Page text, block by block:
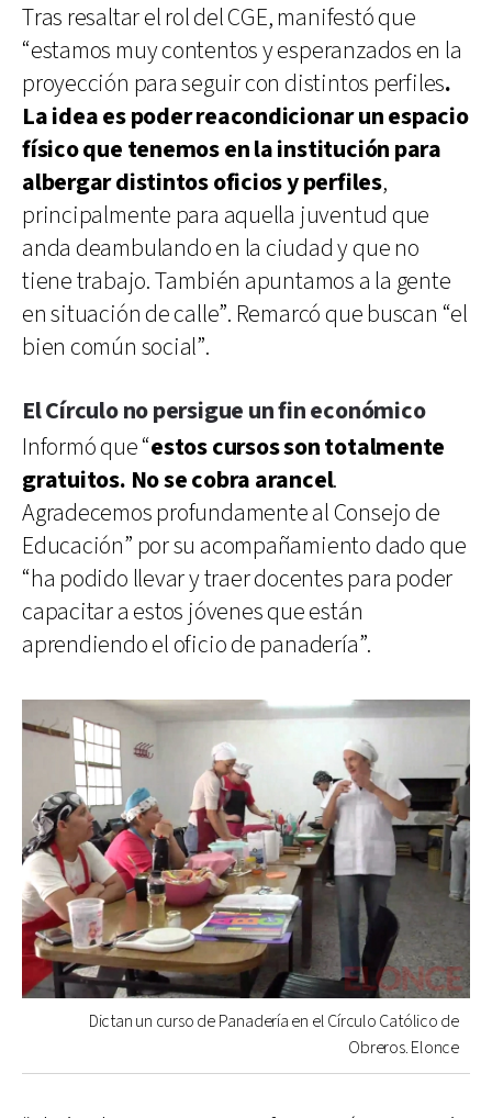
Tras resaltar el rol del CGE, manifestó que
“estamos muy contentos y esperanzados en la
proyección para seguir con distintos perfiles.
La idea es poder reacondicionar un espacio
físico que tenemos en la institución para
albergar distintos oficios y perfiles,
principalmente para aquella juventud que
anda deambulando en la ciudad y que no
tiene trabajo. También apuntamos a la gente
en situación de calle”. Remarcó que buscan “el
bien común social”.
El Círculo no persigue un fin económico
Informó que “estos cursos son totalmente
gratuitos. No se cobra arancel.
Agradecemos profundamente al Consejo de
Educación” por su acompañamiento dado que
“ha podido llevar y traer docentes para poder
capacitar a estos jóvenes que están
aprendiendo el oficio de panadería”.
Dictan un curso de Panadería en el Círculo Católico de
Obreros. Elonce